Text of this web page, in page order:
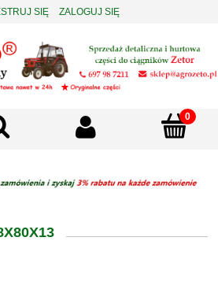
SIĘ ZALOGUJ SIĘ